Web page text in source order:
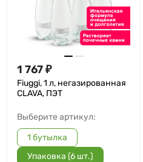
1 767₽
Fiuggi, 1 л, негазированная
CLAVA, ПЭТ
Выберите артикул:
1 бутылка
Упаковка (6 шт.)